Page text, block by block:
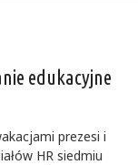
edukacyjne
prezesi i
HR siedmiu